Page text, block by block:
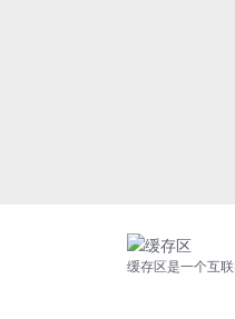
缓存区是一个互